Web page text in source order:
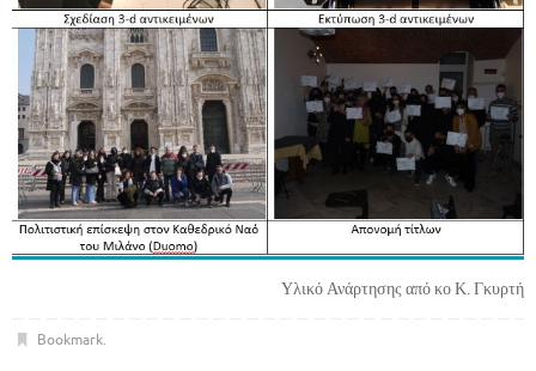
Υλικό Ανάρτησης από κο Κ. Γκυρτή
Bookmark.